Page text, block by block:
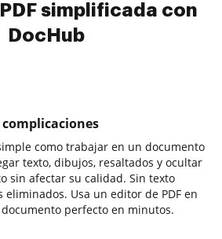
simplificada con
DocHub
complicaciones
como trabajar en un documento
texto, dibujos, resaltados y ocultar
sin afectar su calidad. Sin texto
Usa un editor de PDF en
perfecto en minutos.